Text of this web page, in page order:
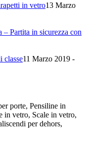
in vetro13 Marzo
– Partita in sicurezza con
classe11 Marzo 2019 -
porte, Pensiline in
in vetro, Scale in vetro,
per dehors,